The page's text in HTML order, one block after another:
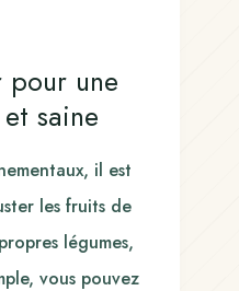
une
saine
il est
les fruits de
légumes,
vous pouvez